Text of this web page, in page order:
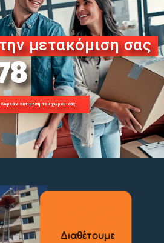
μετακόμιση σας
εκτίμηση τού χώρου σας